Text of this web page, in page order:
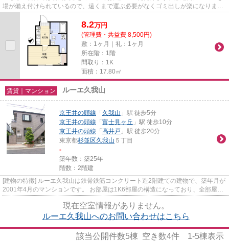
場が備え付けられているので、遠くまで運ぶ必要がなくゴミ出しが楽になりま
す。こちらの物件はアパートで...
8.2万円
(管理費・共益費 8,500円)
敷：1ヶ月｜礼：1ヶ月
所在階：1階
間取り：1K
面積：17.80㎡
賃貸｜マンション ルーエ久我山
京王井の頭線 「久我山 」駅 徒歩5分
京王井の頭線 「富士見ヶ丘 」駅 徒歩10分
京王井の頭線 「高井戸 」駅 徒歩20分
東京都杉並区久我山 ５丁目
-
築年数：築25年
階数：2階建
[建物の特徴] ルーエ久我山は鉄骨鉄筋コンクリート造2階建ての建物で、築年月が
2001年4月のマンションです。 お部屋は1K6部屋の構造になっており、全部屋南
向きで日当たり良好の物件に...
現在空室情報がありません。
ルーエ久我山へのお問い合わせはこちら
該当公開件数5棟 空き数4件 1-5棟表示